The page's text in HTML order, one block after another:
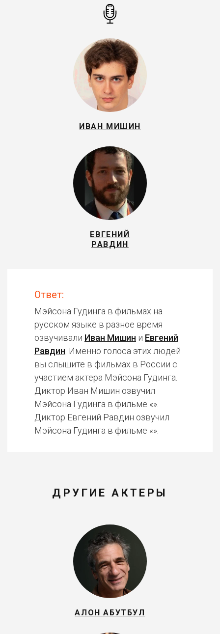
ИВАН МИШИН
ЕВГЕНИЙ
РАВДИН
Ответ:
Мэйсона Гудинга в фильмах на
русском языке в разное время
озвучивали Иван Мишин и Евгений
Равдин . Именно голоса этих людей
вы слышите в фильмах в России с
участием актера Мэйсона Гудинга.
Диктор Иван Мишин озвучил
Мэйсона Гудинга в фильме «».
Диктор Евгений Равдин озвучил
Мэйсона Гудинга в фильме «».
ДРУГИЕ АКТЕРЫ
АЛОН АБУТБУЛ